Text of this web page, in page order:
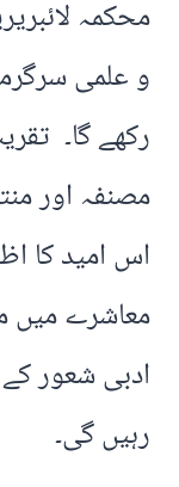
محکمہ
و علمی
رکھے گا۔
مصنفہ اور
اس امید کا
معاشرے میں
ادبی شعور
رہیں گی۔